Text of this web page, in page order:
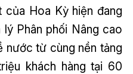
Hoa Kỳ hiện đang
Phân phối Nâng cao
nước từ cùng nền tảng
khách hàng tại 60